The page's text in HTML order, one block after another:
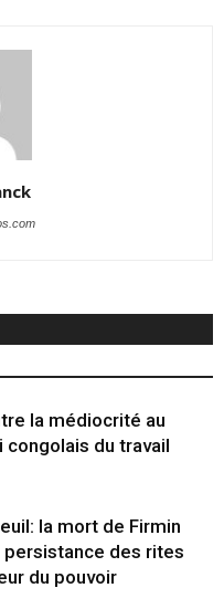
la médiocrité au
congolais du travail
la mort de Firmin
persistance des rites
du pouvoir